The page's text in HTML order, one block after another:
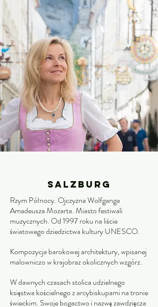
Salzburg
Rzym Północy. Ojczyzna Wolfganga
Amadeusza Mozarta. Miasto festiwali
muzycznych. Od 1997 roku na liście
światowego dziedzictwa kultury UNESCO.
Kompozycja barokowej architektury, wpisanej
malowniczo w krajobraz okolicznych wzgórz.
W dawnych czasach stolica udzielnego
księstwa kościelnego z arcybiskupami na tronie
świeckim. Swoje bogactwo i nazwę zawdzięcza